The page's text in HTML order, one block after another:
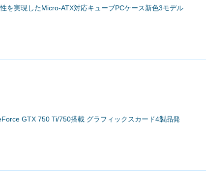
を実現したMicro-ATX対応キューブPCケース新色3モデル
GTX 750 Ti/750搭載 グラフィックスカード4製品発